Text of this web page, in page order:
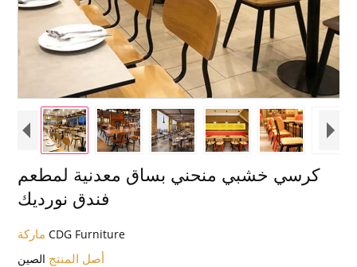
كرسي خشبي منحني بساق معدنية لمطعم
فندق نورديك
ماركةCDG Furniture
أصل المنتج الصين